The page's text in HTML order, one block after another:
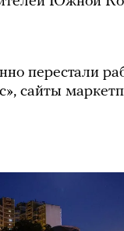
перестали
сайты